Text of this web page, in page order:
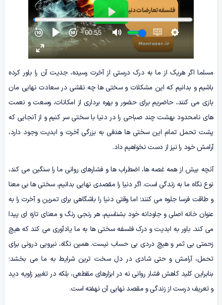
مسلما اگر هریک از ما به درک درستی از آخرت رسیده، جدیت آن را باور کرده
باشیم و بدانیم که این مشکلات و سختی ها چه نقشی در سعادت نهایی مان
بازی می کنند، حاضریم برای حضور و بهره برداری از امکانات، وسعت و نعمت
های نامحدود بهشت چند صباحی را در دنیا با سختی سر کنیم و از آنجایی که
پشت تحمل تمام این سختی ها هدفی به بزرگی آخرت و ابدیت وجود دارد،
آرامش خود را نیز از دست نخواهیم داد.
آنچه بیش از همه غصه ها، اضطراب ها و فشارهای روانی ما را سنگین می کند،
نوع نگاه ما به زندگی است. اگر دنیا را مقصدی نهایی بدانیم، سختی ها بی معنا
و طاقت فرسا جلوه می کنند؛ اما وقتی دنیا را باشگاهی برای تمرین و آخرت را به
عنوان خانه اصلی و جاودانه خود بشناسیم، هر رنجی رنگ و معنای تازه ای پیدا
می کند. باور به ابدیت و درک فلسفه سختی ها به ما یادآوری می کند که هیچ
زحمتی بی ثمر و هیچ دردی بی حساب نیست. همین نگاه، نیرویی درونی برای
تحمل، آرامش و حتی شادی در دل سخت ترین شرایط به ما می بخشد؛
بنابراین کلید کاهش فشار روانی نه در ابزارهای مقطعی، بلکه در تغییر زاویه دید
و تعریف درست از زندگی و مقصد نهایی آن نهفته است.